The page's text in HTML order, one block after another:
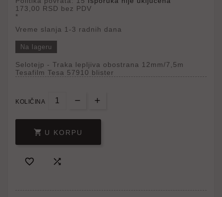
173,00 RSD bez PDV
*
Vreme slanja 1-3 radnih dana
Na lageru
Selotejp - Traka lepljiva obostrana 12mm/7,5m
Tesafilm Tesa 57910 blister
KOLIČINA
 U KORPU
 